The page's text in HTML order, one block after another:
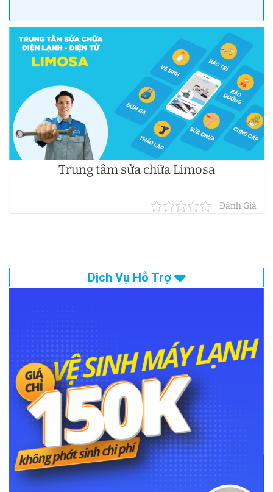
Trung tâm sửa chữa Limosa
Đánh Giá
Dịch Vụ Hỗ Trợ